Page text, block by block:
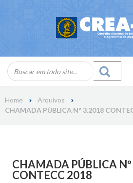
Home
Arquivos
CHAMADA PÚBLICA Nº 3.2018
CHAMADA PÚBLICA
CONTECC 2018